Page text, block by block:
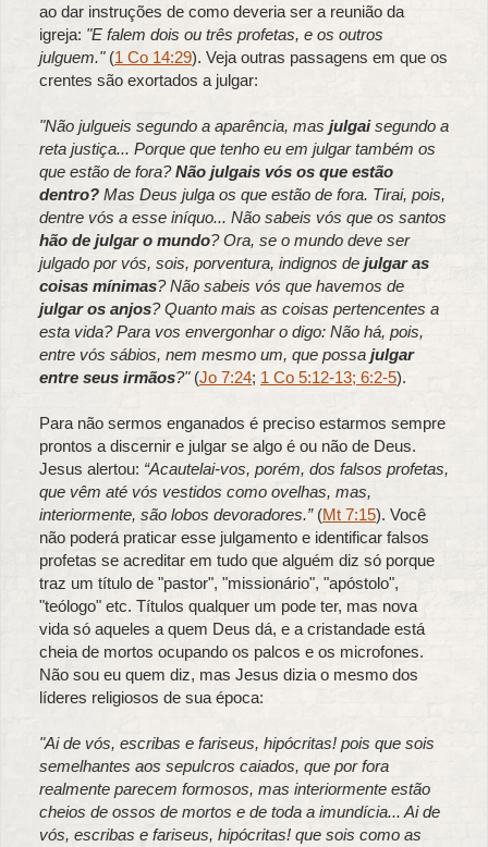
ao dar instruções de como deveria ser a reunião da
igreja: "E falem dois ou três profetas, e os outros
julguem." (1 Co 14:29). Veja outras passagens em que os
crentes são exortados a julgar:
"Não julgueis segundo a aparência, mas julgaisegundo a
reta justiça... Porque que tenho eu em julgar também os
que estão de fora?Não julgais vós os que estão
dentro? Mas Deus julga os que estão de fora. Tirai, pois,
dentre vós a esse iníquo... Não sabeis vós que os santos
hão de julgar o mundo? Ora, se o mundo deve ser
julgado por vós, sois, porventura, indignos de julgar as
coisas mínimas? Não sabeis vós que havemos de
julgar os anjos? Quanto mais as coisas pertencentes a
esta vida? Para vos envergonhar o digo: Não há, pois,
entre vós sábios, nem mesmo um, que possa julgar
entre seus irmãos?"(Jo 7:24; 1 Co 5:12-13; 6:2-5).
Para não sermos enganados é preciso estarmos sempre
prontos a discernir e julgar se algo é ou não de Deus.
Jesus alertou: “Acautelai-vos, porém, dos falsos profetas,
que vêm até vós vestidos como ovelhas, mas,
interiormente, são lobos devoradores.”(Mt 7:15). Você
não poderá praticar esse julgamento e identificar falsos
profetas se acreditar em tudo que alguém diz só porque
traz um título de "pastor", "missionário", "apóstolo",
"teólogo" etc. Títulos qualquer um pode ter, mas nova
vida só aqueles a quem Deus dá, e a cristandade está
cheia de mortos ocupando os palcos e os microfones.
Não sou eu quem diz, mas Jesus dizia o mesmo dos
líderes religiosos de sua época:
"Ai de vós, escribas e fariseus, hipócritas! pois que sois
semelhantes aos sepulcros caiados, que por fora
realmente parecem formosos, mas interiormente estão
cheios de ossos de mortos e de toda a imundícia... Ai de
vós, escribas e fariseus, hipócritas! que sois como as